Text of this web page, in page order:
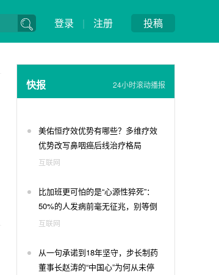
投稿
登录 | 注册
24小时滚动播报
快报
美佑恒疗效优势有哪些？多维疗效
优势改写鼻咽癌后线治疗格局
互联网
比加班更可怕的是“心源性猝死”：
50%的人发病前毫无征兆，别等倒
下才后悔
互联网
从一句承诺到18年坚守，步长制药
董事长赵涛的“中国心”为何从未停